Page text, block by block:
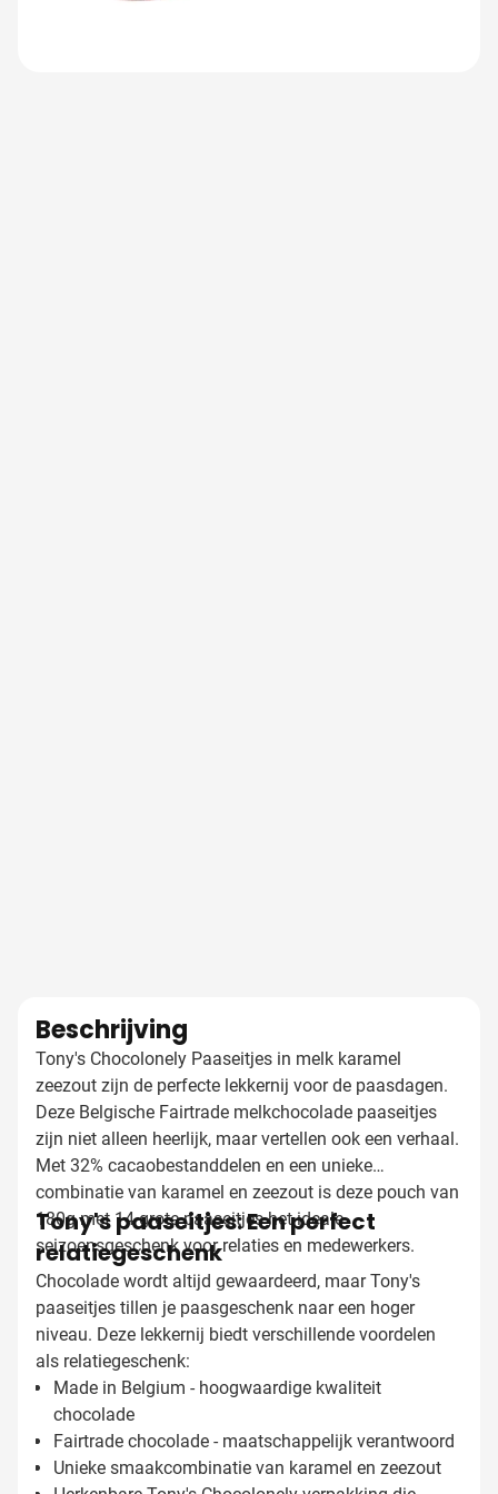
Beschrijving
Tony's Chocolonely Paaseitjes in melk karamel
zeezout zijn de perfecte lekkernij voor de paasdagen.
Deze Belgische Fairtrade melkchocolade paaseitjes
zijn niet alleen heerlijk, maar vertellen ook een verhaal.
Met 32% cacaobestanddelen en een unieke
combinatie van karamel en zeezout is deze pouch van
180g met 14 grote paaseitjes het ideale
seizoensgeschenk voor relaties en medewerkers.
Tony's paaseitjes: Een perfect
relatiegeschenk
Chocolade wordt altijd gewaardeerd, maar Tony's
paaseitjes tillen je paasgeschenk naar een hoger
niveau. Deze lekkernij biedt verschillende voordelen
als relatiegeschenk:
Made in Belgium - hoogwaardige kwaliteit
chocolade
Fairtrade chocolade - maatschappelijk verantwoord
Unieke smaakcombinatie van karamel en zeezout